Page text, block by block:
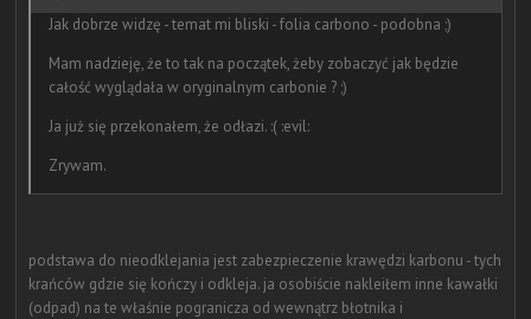
Jak dobrze widzę - temat mi bliski - folia carbono - podobna ;)
Mam nadzieję, że to tak na początek, żeby zobaczyć jak będzie
całość wyglądała w oryginalnym carbonie ? ;)
Ja już się przekonałem, że odłazi. :( :evil:
Zrywam.
podstawa do nieodklejania jest zabezpieczenie krawędzi karbonu - tych
krańców gdzie się kończy i odkleja. ja osobiście nakleiłem inne kawałki
(odpad) na te właśnie pogranicza od wewnątrz błotnika i